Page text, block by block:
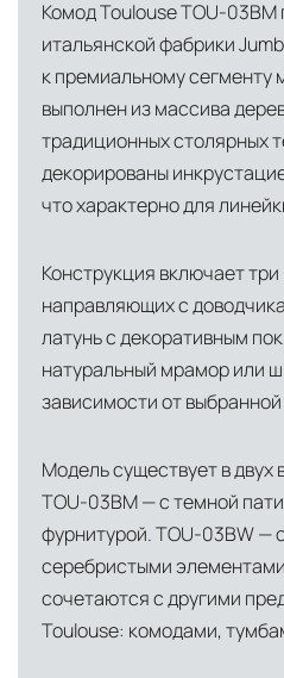
сохранностью
Глобальная сеть
центров
Помимо Москвы, мы
логистическими узлами
международных хабах:
Дубай, ОАЭ—
Ближнего Востока и
Кипр—
Средиземноморского
логистический хаб
США— центр доставки
североамериканского
Другие страны Европы
сеть партнёрских
Комод Toulouse TOU-03BM
итальянской фабрики
к премиальному сегменту
выполнен из массива
традиционных столярных
декорированы
что характерно для
Конструкция включает
направляющих с
латунь с декоративным
натуральный мрамор или
зависимости от
Модель существует в двух
TOU-03BM — с темной
фурнитурой. TOU-03BW —
серебристыми
сочетаются с другими
Toulouse: комодами,